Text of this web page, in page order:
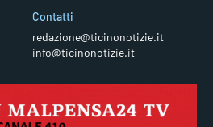
Contatti
redazione@ticinonotizie.it
info@ticinonotizie.it